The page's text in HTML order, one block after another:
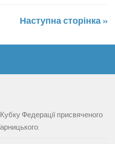
Наступна сторінка »
Федерації присвяченого